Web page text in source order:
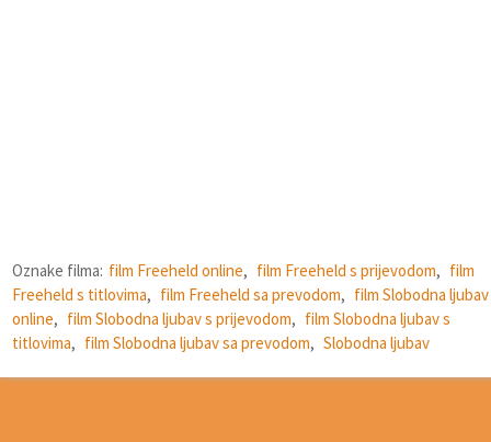
Oznake filma: film Freeheld online, film Freeheld s prijevodom, film
Freeheld s titlovima, film Freeheld sa prevodom, film Slobodna ljubav
online, film Slobodna ljubav s prijevodom, film Slobodna ljubav s
titlovima, film Slobodna ljubav sa prevodom, Slobodna ljubav